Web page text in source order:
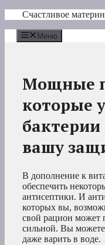
Перейти
содержимому
Счастливое
Меню
Мощные
которые
вашу
В дополнение к
обеспечить
антисептики. И
которых вы,
свой рацион может
сильной. Вы можете
даже варить в воде.